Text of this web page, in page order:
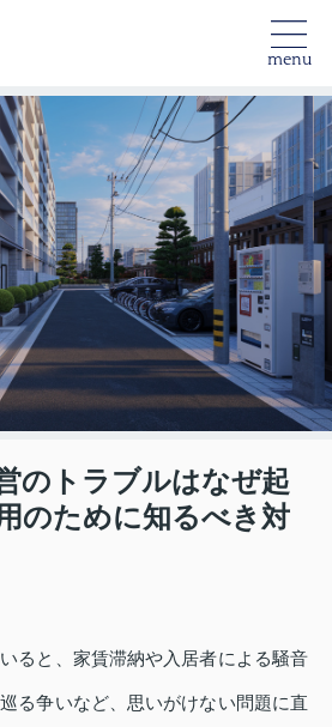
menu
のトラブルはなぜ起
のために知るべき対
ると、家賃滞納や入居者による騒音
る争いなど、思いがけない問題に直